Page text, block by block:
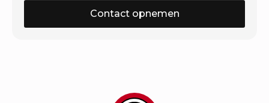
Contact opnemen